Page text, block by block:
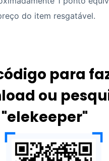
do item resgatável.
para
ou
"elekeeper"